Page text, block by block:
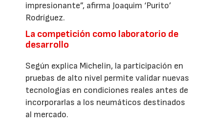
impresionante”, afirma Joaquim ‘Purito’
Rodríguez.
La competición como laboratorio de
desarrollo
Según explica Michelin, la participación en
pruebas de alto nivel permite validar nuevas
tecnologías en condiciones reales antes de
incorporarlas a los neumáticos destinados
al mercado.